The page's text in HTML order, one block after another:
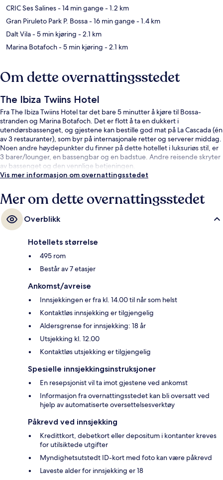
CRIC Ses Salines- 14 min gange- 1.2 km
Gran Piruleto Park P. Bossa- 16 min gange- 1.4 km
Dalt Vila- 5 min kjøring - 2.1 km
Marina Botafoch- 5 min kjøring - 2.1 km
Om dette overnattingsstedet
The Ibiza Twiins Hotel
Fra The Ibiza Twiins Hotel tar det bare 5 minutter å kjøre til Bossa-
stranden og Marina Botafoch. Det er flott å ta en dukkert i
utendørsbassenget, og gjestene kan bestille god mat på La Cascada (én
av 3 restauranter), som byr på internasjonale retter og serverer middag.
Noen andre høydepunkter du finner på dette hotellet i luksuriøs stil, er
3 barer/lounger, en bassengbar og en badstue. Andre reisende skryter
av bassenget og den vennlige betjeningen.
Vis mer informasjon om overnattingsstedet
Mer om dette overnattingsstedet
Overblikk
Hotellets størrelse
495 rom
Består av 7 etasjer
Ankomst/avreise
Innsjekkingen er fra kl. 14.00 til når som helst
Kontaktløs innsjekking er tilgjengelig
Aldersgrense for innsjekking: 18 år
Utsjekking kl. 12.00
Kontaktløs utsjekking er tilgjengelig
Spesielle innsjekkingsinstruksjoner
En resepsjonist vil ta imot gjestene ved ankomst
Informasjon fra overnattingsstedet kan bli oversatt ved
hjelp av automatiserte oversettelsesverktøy
Påkrevd ved innsjekking
Kredittkort, debetkort eller depositum i kontanter kreves
for utilsiktede utgifter
Myndighetsutstedt ID-kort med foto kan være påkrevd
Laveste alder for innsjekking er 18